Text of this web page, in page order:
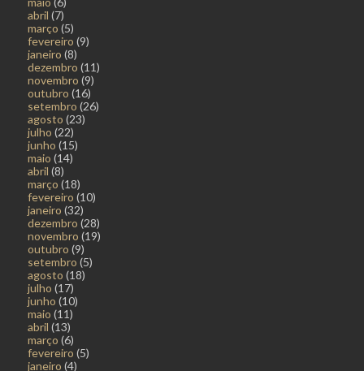
abril (7)
março (5)
fevereiro (9)
janeiro (8)
dezembro (11)
novembro (9)
outubro (16)
setembro (26)
agosto (23)
julho (22)
junho (15)
maio (14)
abril (8)
março (18)
fevereiro (10)
janeiro (32)
dezembro (28)
novembro (19)
outubro (9)
setembro (5)
agosto (18)
julho (17)
junho (10)
maio (11)
abril (13)
março (6)
fevereiro (5)
janeiro (4)